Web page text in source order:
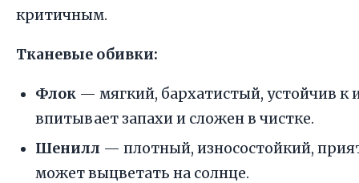
критичным.
Тканевые обивки:
Флок — мягкий, бархатистый, устойчив к
впитывает запахи и сложен в чистке.
Шенилл — плотный, износостойкий,
может выцветать на солнце.